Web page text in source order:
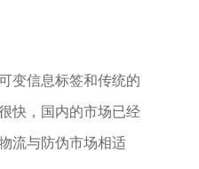
变信息标签和传统的
快，国内的市场已经
流与防伪市场相适